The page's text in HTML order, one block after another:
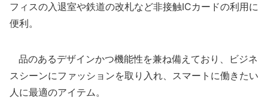
フィスの入退室や鉄道の改札など非接触ICカードの利用に
便利。
品のあるデザインかつ機能性を兼ね備えており、ビジネ
スシーンにファッションを取り入れ、スマートに働きたい
人に最適のアイテム。